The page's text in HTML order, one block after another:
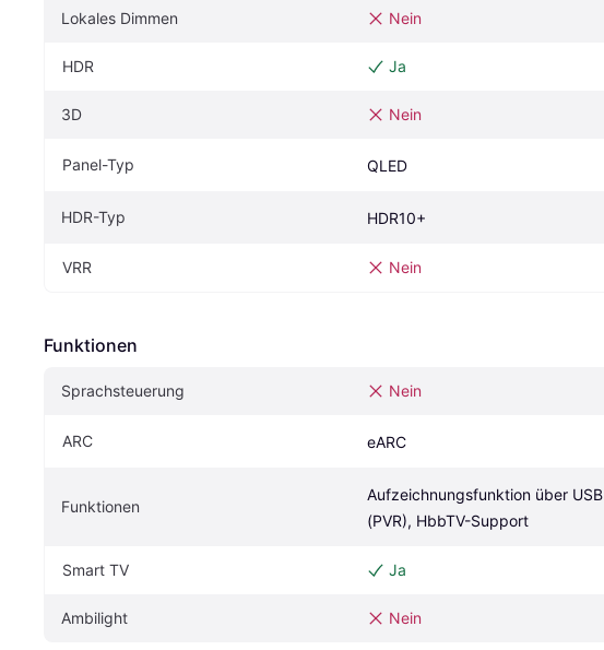
Lokales Dimmen Nein
HDR Ja
3D Nein
Panel-Typ QLED
HDR-Typ HDR10+
VRR Nein
Funktionen
Sprachsteuerung Nein
ARC eARC
Funktionen
Aufzeichnungsfunktion über USB
(PVR), HbbTV-Support
Smart TV Ja
Ambilight Nein